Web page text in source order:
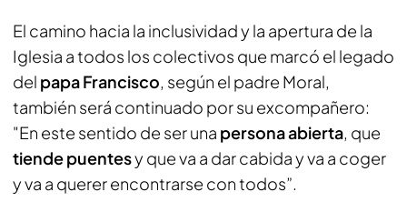
El camino hacia la inclusividad y la apertura de la
Iglesia a todos los colectivos que marcó el legado
del papa Francisco, según el padre Moral,
también será continuado por su excompañero:
"En este sentido de ser una persona abierta, que
tiende puentesy que va a dar cabida y va a coger
y va a querer encontrarse con todos”.